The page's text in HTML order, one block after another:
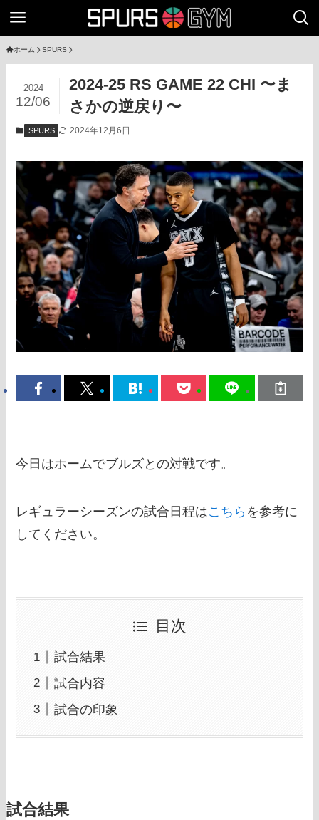
ホーム SPURS
2024-25 RS GAME 22 CHI 〜ま
さかの逆戻り〜
2024
12/06
SPURS 2024年12月6日
今日はホームでブルズとの対戦です。
レギュラーシーズンの試合日程はこちら を参考に
してください。
目次
試合結果
試合内容
試合の印象
試合結果